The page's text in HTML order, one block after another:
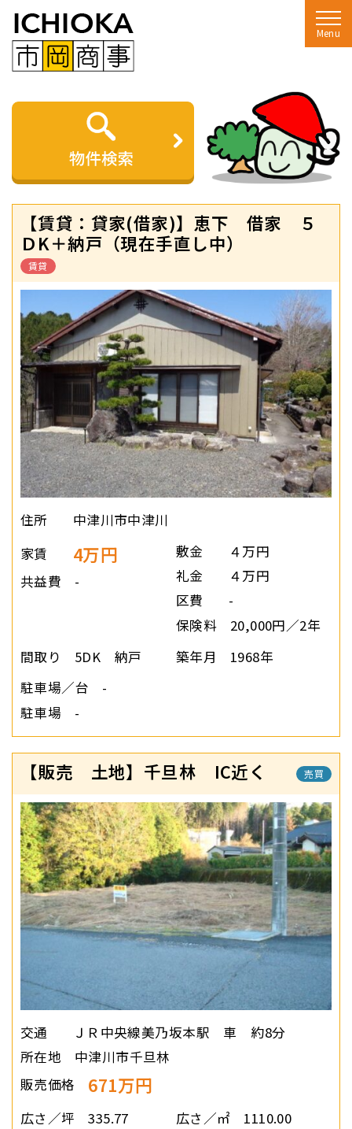
Menu
【賃貸：貸家(借家)】恵下 借家 ５
ＤK＋納戸（現在手直し中）
賃貸
住所
中津川市中津川
家賃
4万円
共益費 -
敷金
４万円
礼金
４万円
区費
-
保険料
20,000円／2年
間取り
5DK 納戸 築年月
1968年
駐車場／台
-
駐車場
-
【販売 土地】千旦林 IC近く 売買
交通
ＪＲ中央線美乃坂本駅 車 約8分
所在地
中津川市千旦林
販売価格
671万円
広さ／坪 335.77 広さ／㎡ 1110.00